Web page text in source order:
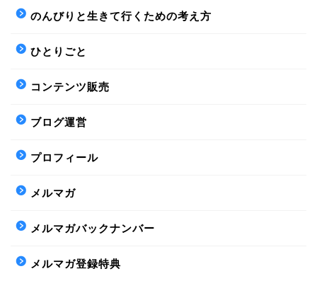
のんびりと生きて行くための考え方
ひとりごと
コンテンツ販売
ブログ運営
プロフィール
メルマガ
メルマガバックナンバー
メルマガ登録特典